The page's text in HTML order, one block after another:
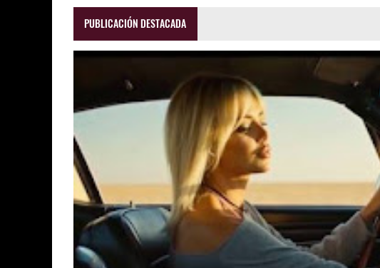
PUBLICACIÓN DESTACADA